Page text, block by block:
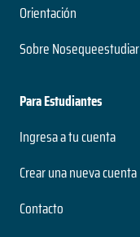
Orientación
Sobre Nosequeestudiar
Para Estudiantes
Ingresa a tu cuenta
Crear una nueva cuenta
Contacto